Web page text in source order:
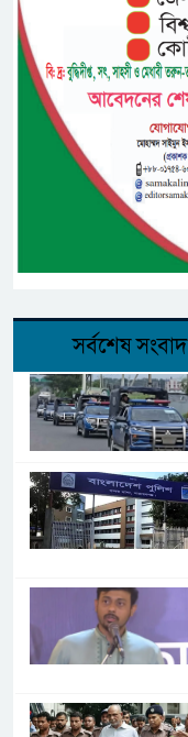
সর্বশেষ সংবাদ